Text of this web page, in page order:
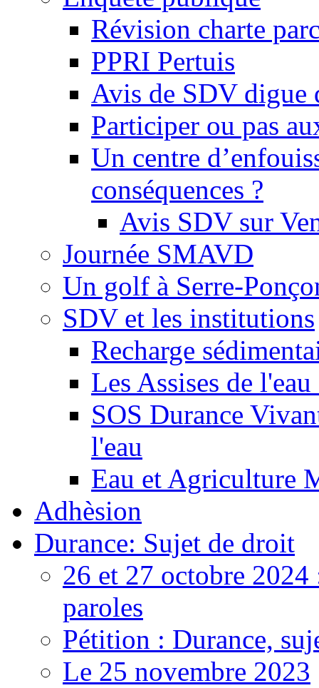
Révision charte
PPRI Pertuis
Avis de SDV digue
Participer ou pas
Un centre
conséquences ?
Avis SDV sur
Journée SMAVD
Un golf à Serre-
SDV et les institutions
Recharge
Les Assises de
SOS Durance
l'eau
Eau et Agriculture
Adhèsion
Durance: Sujet de droit
26 et 27 octobre 2024
paroles
Pétition : Durance,
Le 25 novembre 2023